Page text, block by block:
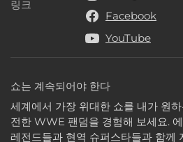
쇼는 계속되어야 한다
세계에서 가장 위대한 쇼를 내가 원
전한 WWE 팬덤을 경험해 보세요.
레전드들과 현역 슈퍼스타들과 함께
링크 링크 Facebook
YouTube